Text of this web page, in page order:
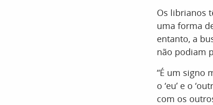
Os librianos
uma forma
entanto, a
não podiam
“É um signo
o ‘eu’ e o
com os